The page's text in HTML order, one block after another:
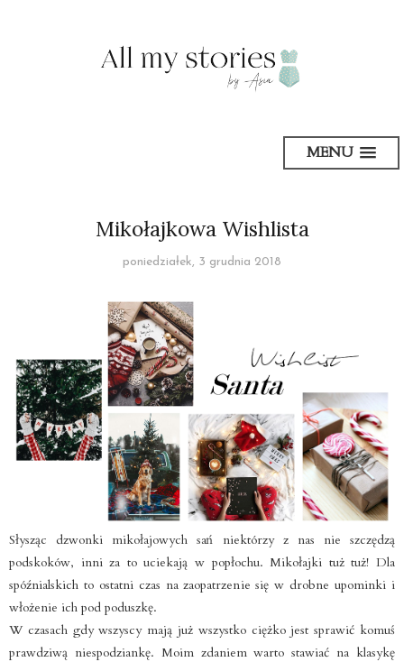
MENU
Mikołajkowa Wishlista
poniedziałek, 3 grudnia 2018
Słysząc dzwonki mikołajowych sań niektórzy z nas nie szczędzą
podskoków, inni za to uciekają w popłochu. Mikołajki tuż tuż! Dla
spóźnialskich to ostatni czas na zaopatrzenie się w drobne upominki i
włożenie ich pod poduszkę.
W czasach gdy wszyscy mają już wszystko ciężko jest sprawić komuś
prawdziwą niespodziankę. Moim zdaniem warto stawiać na klasykę